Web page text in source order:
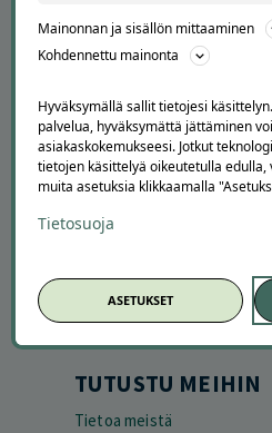
Peruuta tilaus
Kuinka Offerilla toimii
Usein kysytyt kysymykset
TUTUSTU MEIHIN
Tietoa meistä
Mainonnan ja sisällön mittaaminen
Kohdennettu mainonta
Hyväksymällä sallit tietojesi
palvelua, hyväksymättä jättäminen
asiakaskokemukseesi. Jotkut
tietojen käsittelyä oikeutetulla
muita asetuksia klikkaamalla
Tietosuoja
ASETUKSET